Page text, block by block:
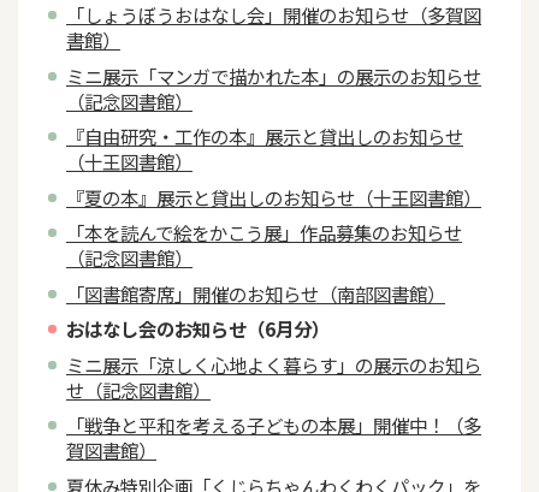
「しょうぼうおはなし会」開催のお知らせ（多賀図
書館）
ミニ展示「マンガで描かれた本」の展示のお知らせ
（記念図書館）
『自由研究・工作の本』展示と貸出しのお知らせ
（十王図書館）
『夏の本』展示と貸出しのお知らせ（十王図書館）
「本を読んで絵をかこう展」作品募集のお知らせ
（記念図書館）
「図書館寄席」開催のお知らせ（南部図書館）
おはなし会のお知らせ（6月分）
ミニ展示「涼しく心地よく暮らす」の展示のお知ら
せ（記念図書館）
「戦争と平和を考える子どもの本展」開催中！（多
賀図書館）
夏休み特別企画「くじらちゃんわくわくパック」を